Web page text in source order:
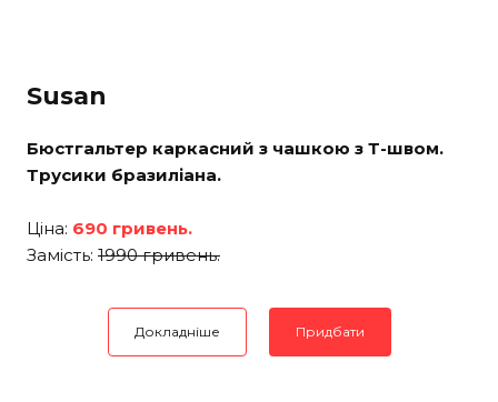
Susan
Бюстгальтер каркасний з чашкою з Т-швом.
Трусики бразиліана.
Ціна: 690 гривень.
Замість: 1990 гривень.
Докладніше Придбати